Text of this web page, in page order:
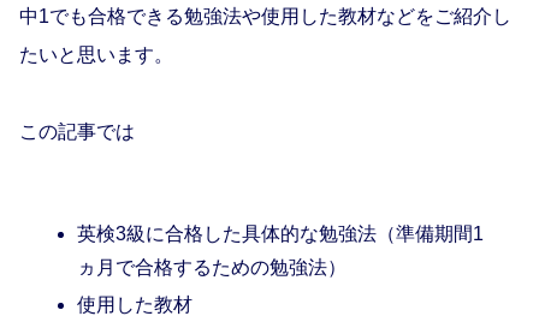
中1でも合格できる勉強法や使用した教材などをご紹介し
たいと思います。
この記事では
英検3級に合格した具体的な勉強法（準備期間1
ヵ月で合格するための勉強法）
使用した教材